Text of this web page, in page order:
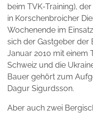
beim TVK-Training),
in Korschenbroicher
Wochenende im
sich der Gastgeber der
Januar 2010 mit einem
Schweiz und die
Bauer gehört zum
Dagur Sigurdsson.
Aber auch zwei